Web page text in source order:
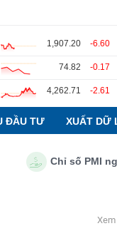
1,907.20 -6.60
74.82 -0.17
4,262.71 -2.61
ĐẦU TƯ XUẤT DỮ
Chỉ số PMI ngành
ngữ